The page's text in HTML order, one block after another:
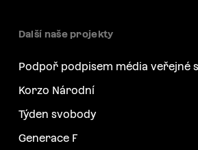
Další naše projekty
Podpoř podpisem média veřejné
Korzo Národní
Týden svobody
Generace F